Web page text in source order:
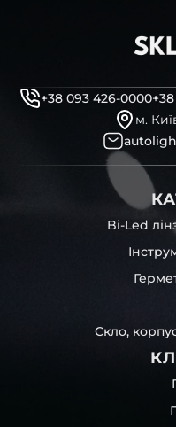
+38 093 426-0000
м.
Bi-Led
Скло,